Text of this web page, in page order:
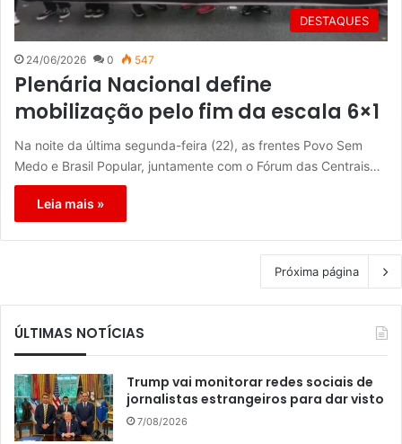
DESTAQUES
24/06/2026 0 547
Plenária Nacional define
mobilização pelo fim da escala 6×1
Na noite da última segunda-feira (22), as frentes Povo Sem
Medo e Brasil Popular, juntamente com o Fórum das Centrais…
Leia mais »
Próxima página
ÚLTIMAS NOTÍCIAS
Trump vai monitorar redes sociais de
jornalistas estrangeiros para dar visto
7/08/2026